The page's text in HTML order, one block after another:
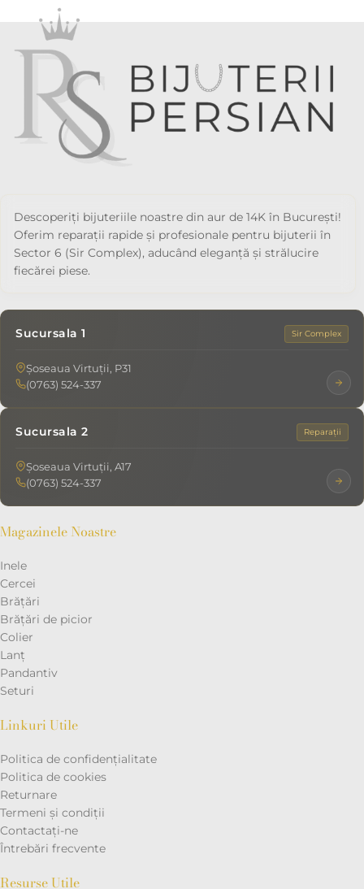
Descoperiți bijuteriile noastre din aur de 14K în București!
Oferim reparații rapide și profesionale pentru bijuterii în
Sector 6 (Sir Complex), aducând eleganță și strălucire
fiecărei piese.
Sucursala 1 Sir Complex
Șoseaua Virtuții, P31
(0763) 524-337
Sucursala 2 Reparații
Șoseaua Virtuții, A17
(0763) 524-337
Magazinele Noastre
Inele
Cercei
Brățări
Brățări de picior
Colier
Lanț
Pandantiv
Seturi
Linkuri Utile
Politica de confidențialitate
Politica de cookies
Returnare
Termeni și condiții
Contactaţi-ne
Întrebări frecvente
Resurse Utile